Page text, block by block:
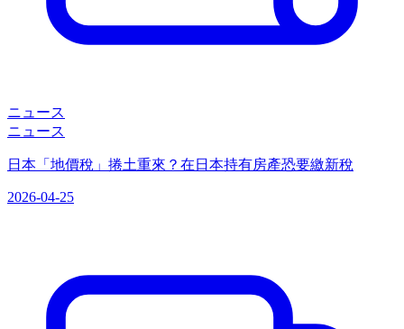
ニュース
ニュース
日本「地價稅」捲土重來？在日本持有房產恐要繳新稅
2026-04-25